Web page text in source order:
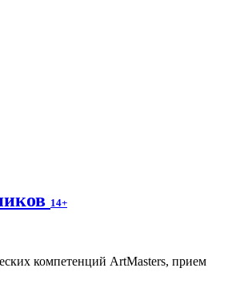
14+
компетенций ArtMasters, прием